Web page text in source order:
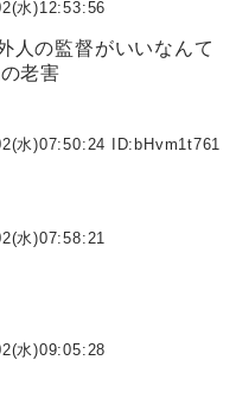
水)12:53:56
人の監督がいいなんて
老害
水)07:50:24 ID: bHvm1t761
水)07:58:21
水)09:05:28